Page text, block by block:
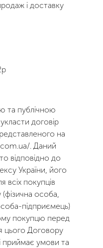
і доставку
та публічною
договір
на
.Даний
відповідно до
України, його
покупців
(фізична особа,
підприємець)
покупцю перед
цього Договору
приймає умови та